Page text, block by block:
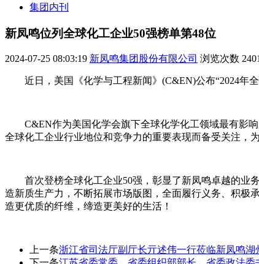
集团内刊
新凤鸣位列全球化工企业50强榜单第48位
2024-07-25 08:03:19 新凤鸣集团股份有限公司 浏览次数 2401
近日，美国《化学与工程新闻》(C&EN)公布“2024年
C&EN作为美国化学会旗下全球化学化工领域最有影
全球化工企业行业地位和竞争力的重要表现而备受关注，
首次登榜全球化工企业50强，彰显了新凤鸣卓越的业
造新质生产力，不断拓展市场版图，全面履行义务、积极
造更优质的纤维，缔造更美好的生活！
上一条浙江省司法厅副厅长亓述伟一行莅临新凤鸣湖